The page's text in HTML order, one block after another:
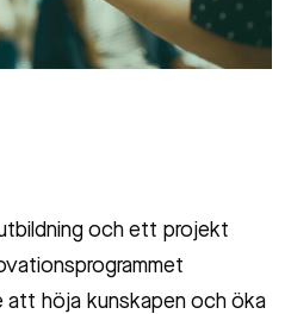
och ett projekt
att höja kunskapen och öka